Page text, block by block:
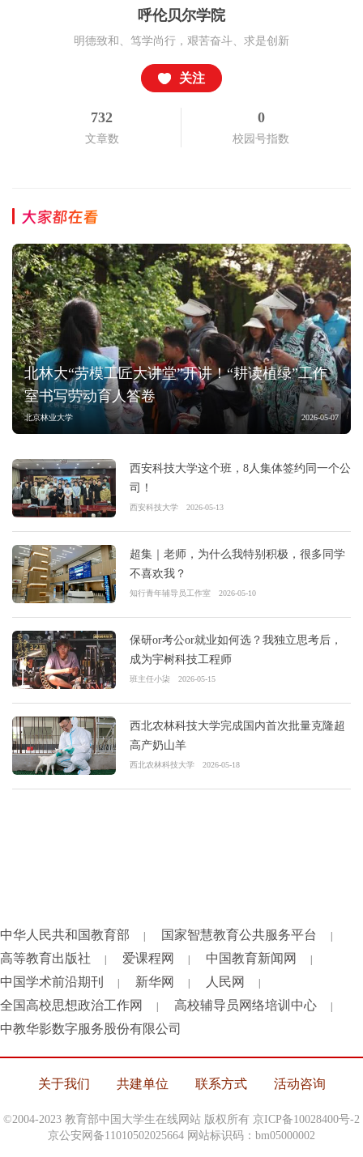
呼伦贝尔学院
明德致和、笃学尚行，艰苦奋斗、求是创新
关注
732
文章数
0
校园号指数
大家都在看
北林大“劳模工匠大讲堂”开讲！“耕读植绿”工作
室书写劳动育人答卷
北京林业大学 2026-05-07
西安科技大学这个班，8人集体签约同一个公
司！
西安科技大学 2026-05-13
超集｜老师，为什么我特别积极，很多同学
不喜欢我？
知行青年辅导员工作室 2026-05-10
保研or考公or就业如何选？我独立思考后，
成为宇树科技工程师
班主任小柒 2026-05-15
西北农林科技大学完成国内首次批量克隆超
高产奶山羊
西北农林科技大学 2026-05-18
中华人民共和国教育部 国家智慧教育公共服务平台
高等教育出版社 爱课程网 中国教育新闻网
中国学术前沿期刊 新华网 人民网
全国高校思想政治工作网 高校辅导员网络培训中心
中教华影数字服务股份有限公司
关于我们 共建单位 联系方式 活动咨询
©2004-2023 教育部中国大学生在线网站 版权所有 京ICP备10028400号-2
京公安网备11010502025664 网站标识码：bm05000002